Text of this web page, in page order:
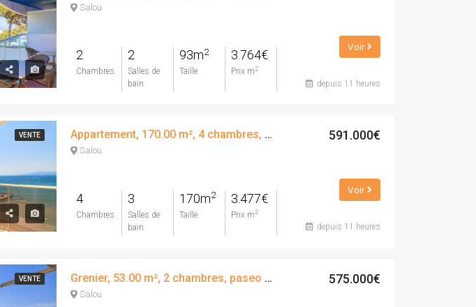
Salou
2
Chambres
2
Salles de
bain
93m2
Taille
3.764€
Prix m 2
Voir
depuis 11 heures
VENTE Appartement, 170.00 m², 4 chambres, calle de colón, 15
Salou
4
Chambres
3
Salles de
bain
170m2
Taille
3.477€
Prix m 2
591.000€
Voir
depuis 11 heures
VENTE Grenier, 53.00 m², 2 chambres, paseo de jaume i
Salou
575.000€